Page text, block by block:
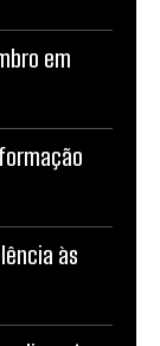
em
às